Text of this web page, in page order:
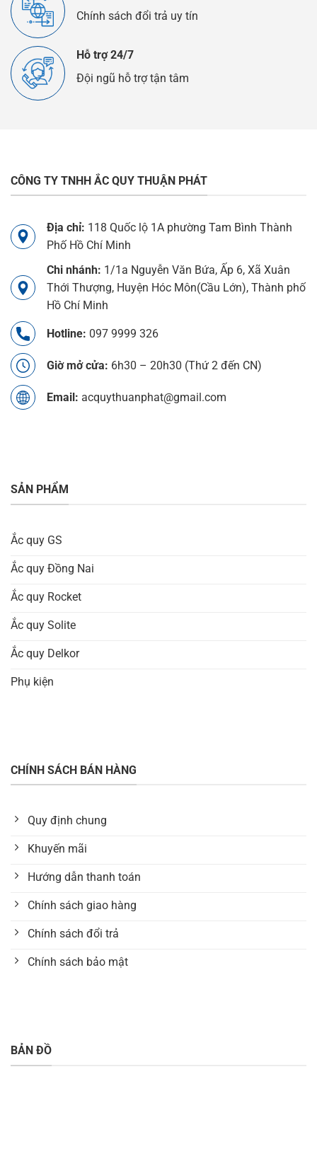
Chính sách đổi trả uy tín
Hỗ trợ 24/7
Đội ngũ hỗ trợ tận tâm
CÔNG TY TNHH ẮC QUY THUẬN PHÁT
Địa chỉ: 118 Quốc lộ 1A phường Tam Bình Thành
Phố Hồ Chí Minh
Chi nhánh: 1/1a Nguyễn Văn Bứa, Ấp 6, Xã Xuân
Thới Thượng, Huyện Hóc Môn(Cầu Lớn), Thành phố
Hồ Chí Minh
Hotline: 097 9999 326
Giờ mở cửa: 6h30 – 20h30 (Thứ 2 đến CN)
Email: acquythuanphat@gmail.com
SẢN PHẨM
Ắc quy GS
Ắc quy Đồng Nai
Ắc quy Rocket
Ắc quy Solite
Ắc quy Delkor
Phụ kiện
CHÍNH SÁCH BÁN HÀNG
Quy định chung
Khuyến mãi
Hướng dẫn thanh toán
Chính sách giao hàng
Chính sách đổi trả
Chính sách bảo mật
BẢN ĐỒ